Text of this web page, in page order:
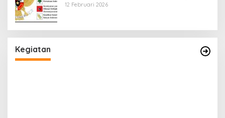
12 Februari 2026
Kegiatan